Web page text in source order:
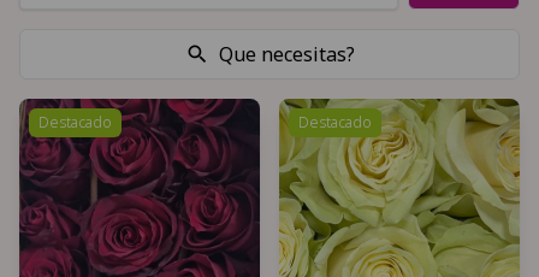
Que necesitas?
Destacado Destacado